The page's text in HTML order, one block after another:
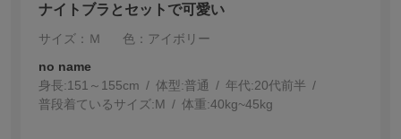
ナイトブラとセットで可愛い
サイズ：Ｍ
色：アイボリー
no name
身長:151～155cm 体型:普通 年代:20代前半
普段着ているサイズ:M 体重:40kg~45kg